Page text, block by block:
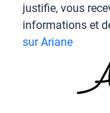
justifie, vous
informations et
sur Ariane